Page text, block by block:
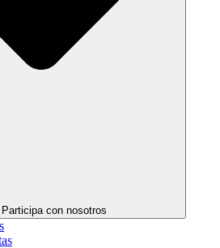
con nosotros